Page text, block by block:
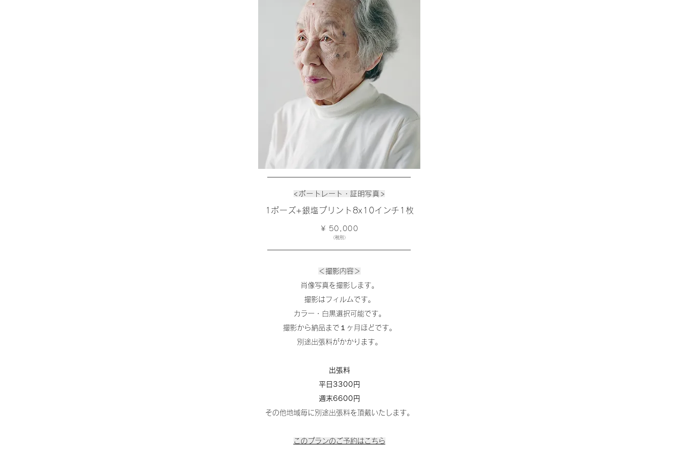
<ポートレート・証明写真>
1ポーズ+銀塩プリント8x10インチ1枚
¥ 50,000
（税別）
＜撮影内容＞
肖像写真を撮影します。
​撮影はフィルムです。
カラー・​白黒選択可能です。
​撮影から納品まで１ヶ月ほどです。
​別途出張料がかかります。
出張料
平日3300円
週末6600円
その他地域毎に別途出張料を頂戴いたします。
​このプランのご予約はこちら